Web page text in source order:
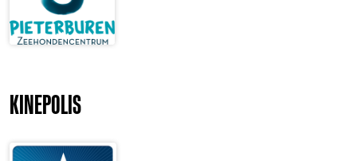
KINEPOLIS